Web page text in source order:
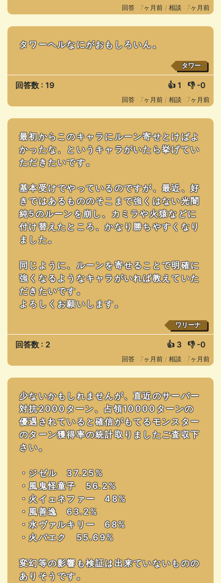
回答 : 7ヶ月前 / 相談 : 7ヶ月前
タワーヘルなにがおもしろいん。
タワー
回答数 : 19 👍 1 👎 -0
回答 : 7ヶ月前 / 相談 : 7ヶ月前
最初からこのキャラにルーン寄せとけばよ
かったな、というキャラがいたら挙げてい
ただきたいです。
基本受けでやっているのですが、最近、好
きではあるもののそこまで強くはない光闇
純5のルーンを崩し、カミラや火猿などに
付け替えたところ、かなり勝ちやすくなり
ました。
同じように、ルーンを寄せることで明確に
強くなるようなキャラがいれば教えていた
だきたいです。
よろしくお願いします。
ワリーナ
回答数 : 2 👍 3 👎 -0
回答 : 7ヶ月前 / 相談 : 7ヶ月前
少ないかもしれませんが、直近のサーバー
対抗2000ターン、占領10000ターンの
優遇されていると確信がもてるモンスター
のターン獲得率の統計取りましたご査収下
さい。
・ジゼル 37.25%
・風鬼怪童子 56.2%
・火イェネファー 48%
・風善逸 63.2%
・水ヴァルキリー 68%
・火バエク 55.69%
変幻等の影響も検証は出来ていないものの
ありそうです。